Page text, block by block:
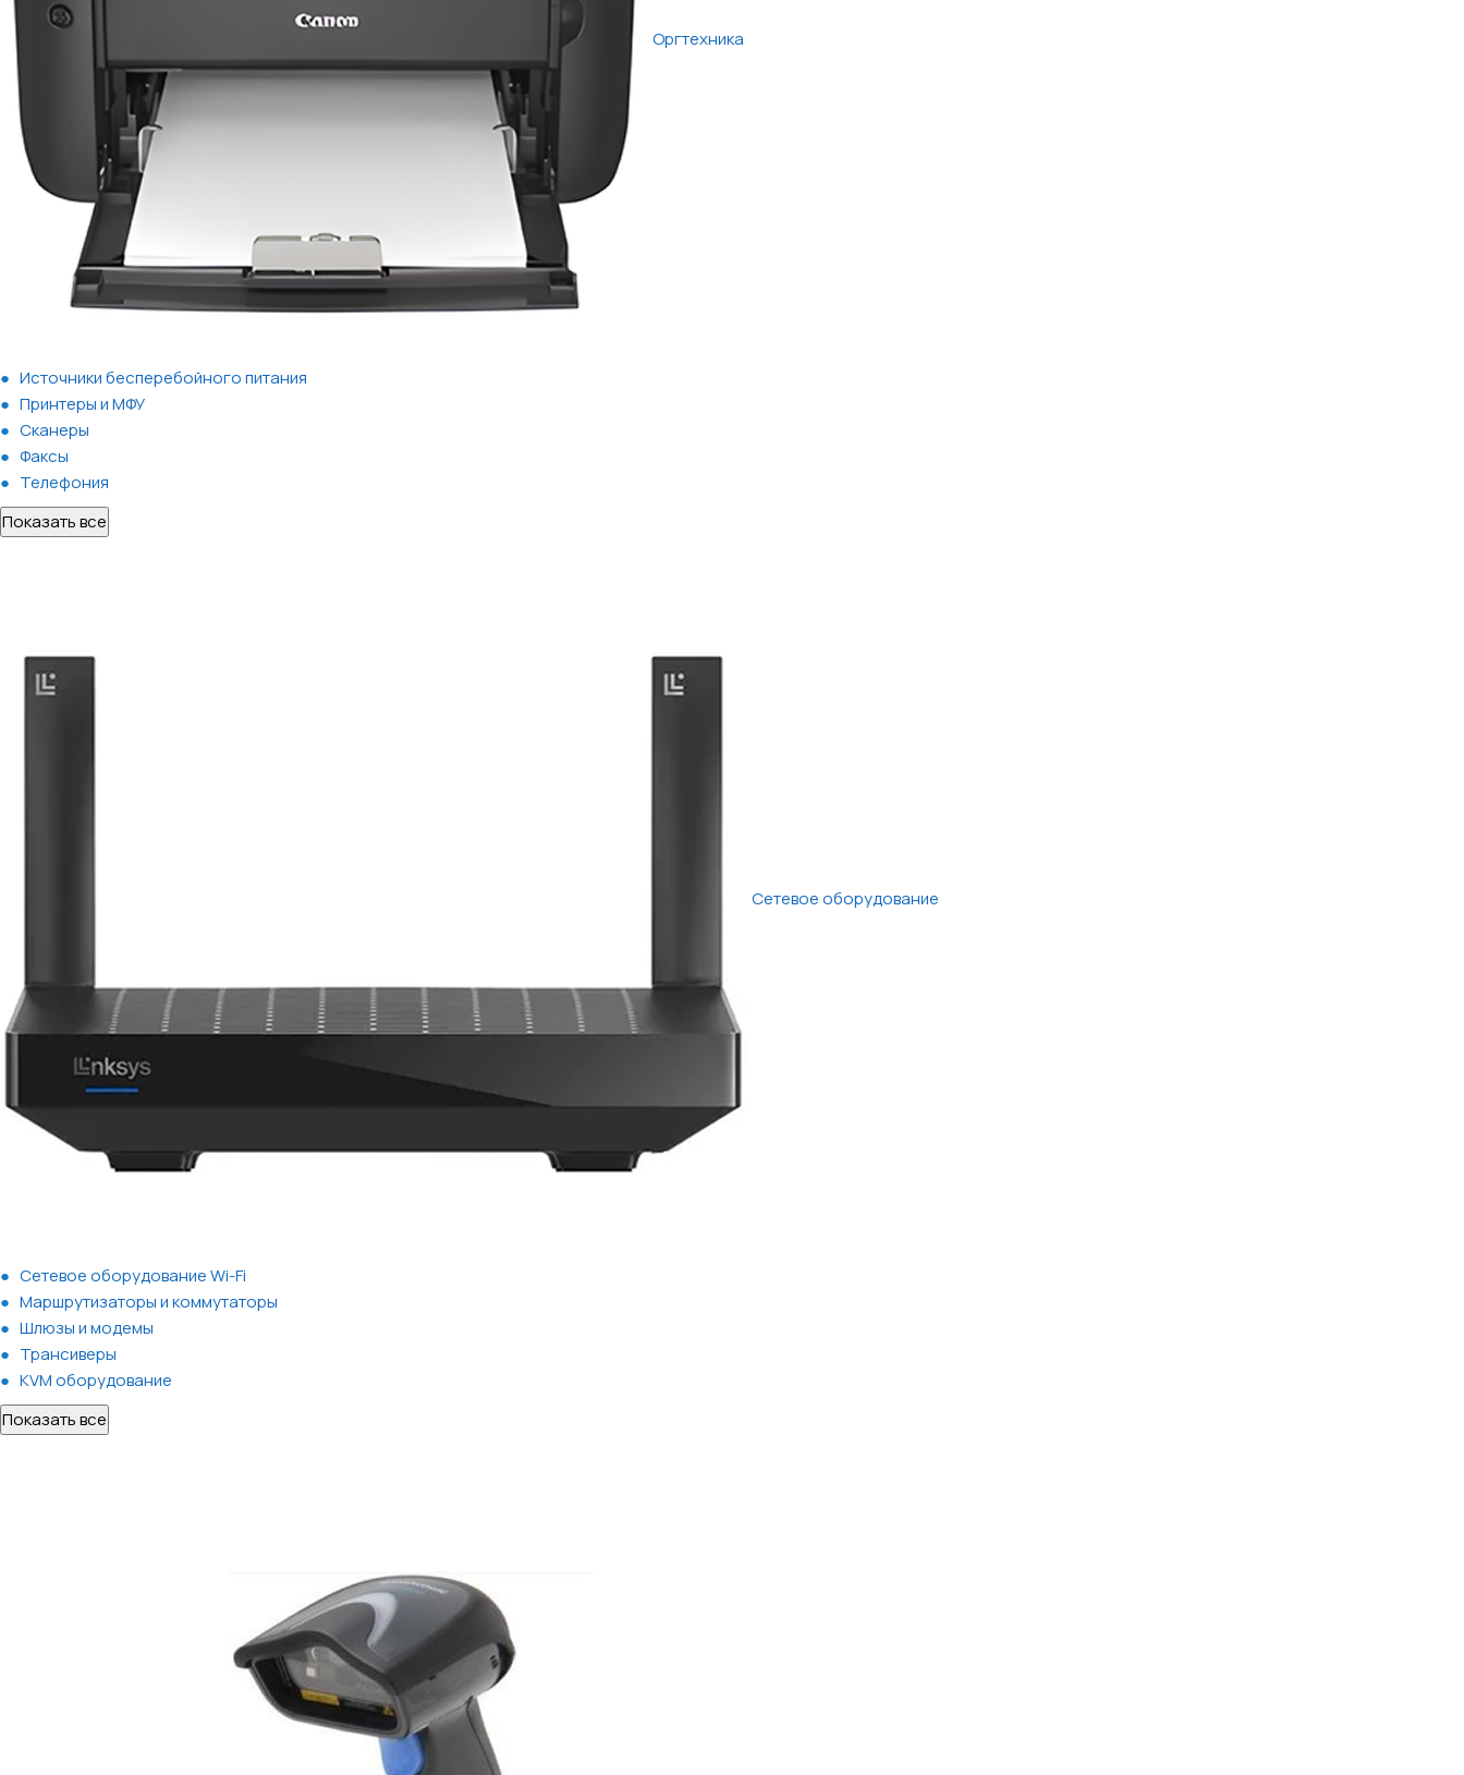
Оргтехника
Источники бесперебойного питания
Принтеры и МФУ
Сканеры
Факсы
Телефония
Показать все
Сетевое оборудование
Сетевое оборудование Wi-Fi
Маршрутизаторы и коммутаторы
Шлюзы и модемы
Трансиверы
KVM оборудование
Показать все